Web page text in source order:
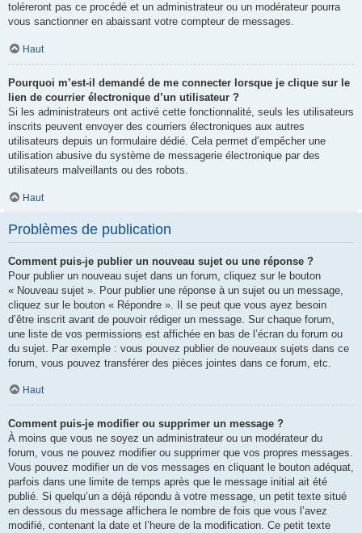
toléreront pas ce procédé et un administrateur ou un modérateur pourra
vous sanctionner en abaissant votre compteur de messages.
Haut
Pourquoi m’est-il demandé de me connecter lorsque je clique sur le
lien de courrier électronique d’un utilisateur ?
Si les administrateurs ont activé cette fonctionnalité, seuls les utilisateurs
inscrits peuvent envoyer des courriers électroniques aux autres
utilisateurs depuis un formulaire dédié. Cela permet d’empêcher une
utilisation abusive du système de messagerie électronique par des
utilisateurs malveillants ou des robots.
Haut
Problèmes de publication
Comment puis-je publier un nouveau sujet ou une réponse ?
Pour publier un nouveau sujet dans un forum, cliquez sur le bouton
« Nouveau sujet ». Pour publier une réponse à un sujet ou un message,
cliquez sur le bouton « Répondre ». Il se peut que vous ayez besoin
d’être inscrit avant de pouvoir rédiger un message. Sur chaque forum,
une liste de vos permissions est affichée en bas de l’écran du forum ou
du sujet. Par exemple : vous pouvez publier de nouveaux sujets dans ce
forum, vous pouvez transférer des pièces jointes dans ce forum, etc.
Haut
Comment puis-je modifier ou supprimer un message ?
À moins que vous ne soyez un administrateur ou un modérateur du
forum, vous ne pouvez modifier ou supprimer que vos propres messages.
Vous pouvez modifier un de vos messages en cliquant le bouton adéquat,
parfois dans une limite de temps après que le message initial ait été
publié. Si quelqu’un a déjà répondu à votre message, un petit texte situé
en dessous du message affichera le nombre de fois que vous l’avez
modifié, contenant la date et l’heure de la modification. Ce petit texte